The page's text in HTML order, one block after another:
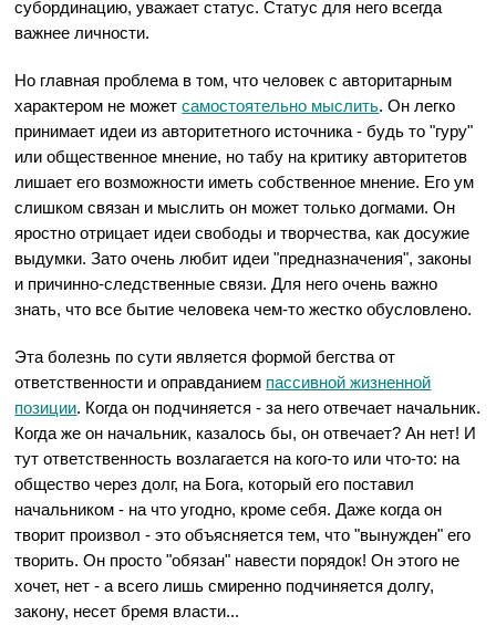
субординацию, уважает статус. Статус для него всегда
важнее личности.
Но главная проблема в том, что человек с авторитарным
характером не можетсамостоятельно мыслить. Он легко
принимает идеи из авторитетного источника - будь то "гуру"
или общественное мнение, но табу на критику авторитетов
лишает его возможности иметь собственное мнение. Его ум
слишком связан и мыслить он может только догмами. Он
яростно отрицает идеи свободы и творчества, как досужие
выдумки. Зато очень любит идеи "предназначения", законы
и причинно-следственные связи. Для него очень важно
знать, что все бытие человека чем-то жестко обусловлено.
Эта болезнь по сути является формой бегства от
ответственности и оправданием пассивной жизненной
позиции. Когда он подчиняется - за него отвечает начальник.
Когда же он начальник, казалось бы, он отвечает? Ан нет! И
тут ответственность возлагается на кого-то или что-то: на
общество через долг, на Бога, который его поставил
начальником - на что угодно, кроме себя. Даже когда он
творит произвол - это объясняется тем, что "вынужден" его
творить. Он просто "обязан" навести порядок! Он этого не
хочет, нет - а всего лишь смиренно подчиняется долгу,
закону, несет бремя власти...